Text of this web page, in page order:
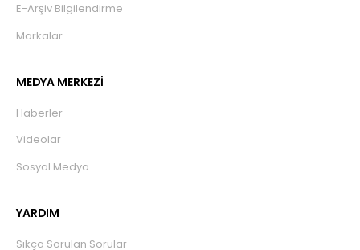
E-Arşiv Bilgilendirme
Markalar
MEDYA MERKEZİ
Haberler
Videolar
Sosyal Medya
YARDIM
Sıkça Sorulan Sorular